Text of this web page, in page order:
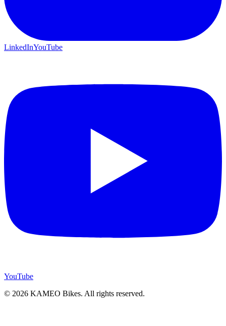
LinkedInYouTube
YouTube
© 2026 KAMEO Bikes. All rights reserved.